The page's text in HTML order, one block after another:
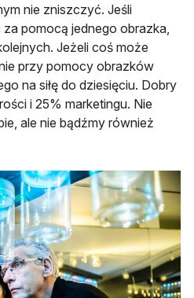
nie zniszczyć. Jeśli
pomocą jednego obrazka,
Jeżeli coś może
przy pomocy obrazków
na siłę do dziesięciu. Dobry
i 25% marketingu. Nie
ale nie bądźmy również